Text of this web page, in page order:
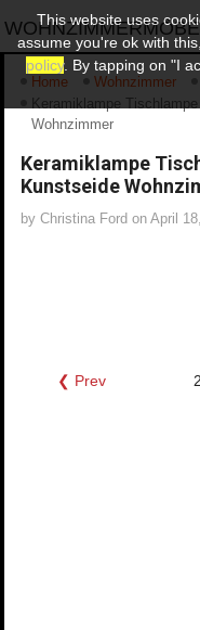
Home Wohnzimmer
Keramiklampe
Wohnzimmer
Keramiklampe
Kunstseide
byChristina Ford onApril
❮ Prev
This website uses
assume you're ok with
policy. By tapping on "I